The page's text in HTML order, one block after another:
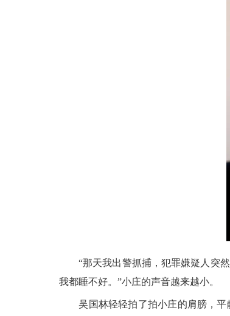
“那天我出警抓捕，犯罪嫌疑人突然
我都睡不好。”小庄的声音越来越小。
吴国林轻轻拍了拍小庄的肩膀，平静